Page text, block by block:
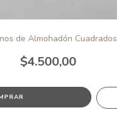
de Almohadón Cuadrados
$4.500,00